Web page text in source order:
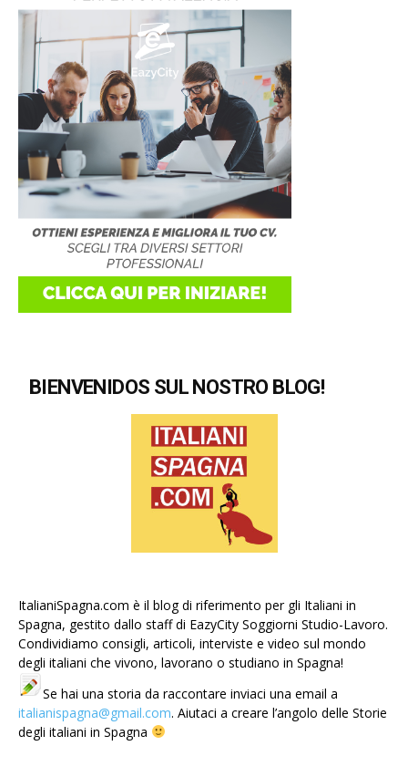
BIENVENIDOS SUL NOSTRO BLOG!
ItalianiSpagna.com è il blog di riferimento per gli Italiani in
Spagna, gestito dallo staff di EazyCity Soggiorni Studio-Lavoro.
Condividiamo consigli, articoli, interviste e video sul mondo
degli italiani che vivono, lavorano o studiano in Spagna!
Se hai una storia da raccontare inviaci una email a
italianispagna@gmail.com. Aiutaci a creare l’angolo delle Storie
degli italiani in Spagna